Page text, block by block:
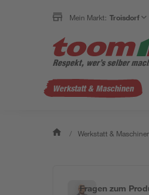
Mein Markt: Troisdorf
Werkstatt & Maschinen
/ Werkstatt &
Fragen zum